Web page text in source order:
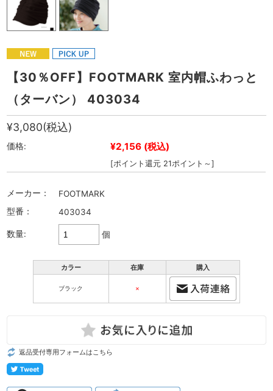
【30％OFF】FOOTMARK 室内帽ふわっと
（ターバン） 403034
¥3,080(税込)
価格: ¥2,156 (税込)
[ポイント還元 21ポイント～]
メーカー：
FOOTMARK
型番：
403034
数量: 個
カラー 在庫 購入
ブラック ×
返品受付専用フォームはこちら